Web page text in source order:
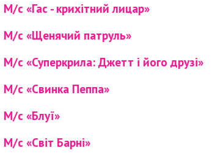
М/с «Гас - крихітний лицар»
М/с «Щенячий патруль»
М/с «Суперкрила: Джетт і його друзі»
М/с «Свинка Пеппа»
М/с «Блуї»
М/с «Світ Барні»